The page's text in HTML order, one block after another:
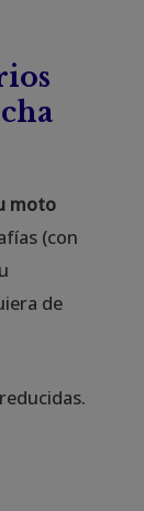
moto
(con
de